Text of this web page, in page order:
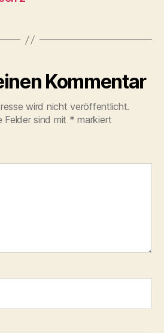
Kommentar
wird nicht veröffentlicht.
Felder sind mit * markiert